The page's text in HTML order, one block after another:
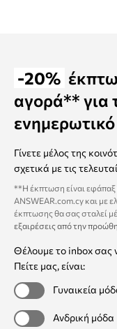
-20%
αγορά** για
Γίνετε μέλος της
σχετικά με τις
**Η έκπτωση είναι εφάπαξ
ANSWEAR.com.cy και με
έκπτωσης θα σας σταλεί
εξαιρέσεις από την
Θέλουμε το inbox σας
Πείτε μας, είναι:
Γυναικεία
Ανδρική μόδα